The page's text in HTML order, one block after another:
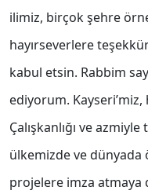
ilimiz, birçok şehre
hayırseverlere
kabul etsin. Rabbim
ediyorum.
Çalışkanlığı ve
ülkemizde ve dünyada
projelere imza atmaya